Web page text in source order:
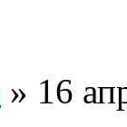
» 16